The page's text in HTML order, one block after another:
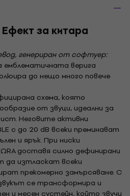
за китара
генериран от софтуер:
емблематичната верига
до нещо много повече
схема, която
от звуци, идеални за
Неговите активни
с до 20 dB всеки преминават
и ярък. При ниски
доставя силно дефинирани
да изтласкат всеки
прекомерно замърсяване. С
се трансформира и